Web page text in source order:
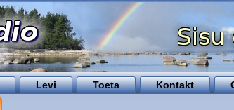
Levi Toeta Kontakt